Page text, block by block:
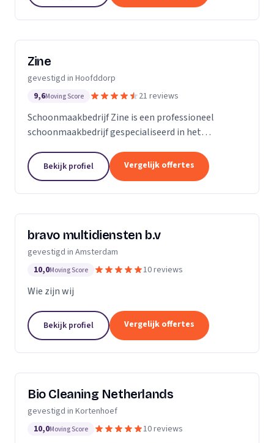
Zine
gevestigd in Hoofddorp
9,6Moving Score 21 reviews
Schoonmaakbedrijf Zine is een professioneel
schoonmaakbedrijf gespecialiseerd in het
2003 zijn wij als schoonmaakbedrijf actief in de regio
Noord- en...
Bekijk profiel Vergelijk offertes
bravo multidiensten b.v
gevestigd in Amsterdam
10,0Moving Score 10 reviews
Wie zijn wij
Bekijk profiel Vergelijk offertes
Bio Cleaning Netherlands
gevestigd in Kortenhoef
10,0Moving Score 10 reviews